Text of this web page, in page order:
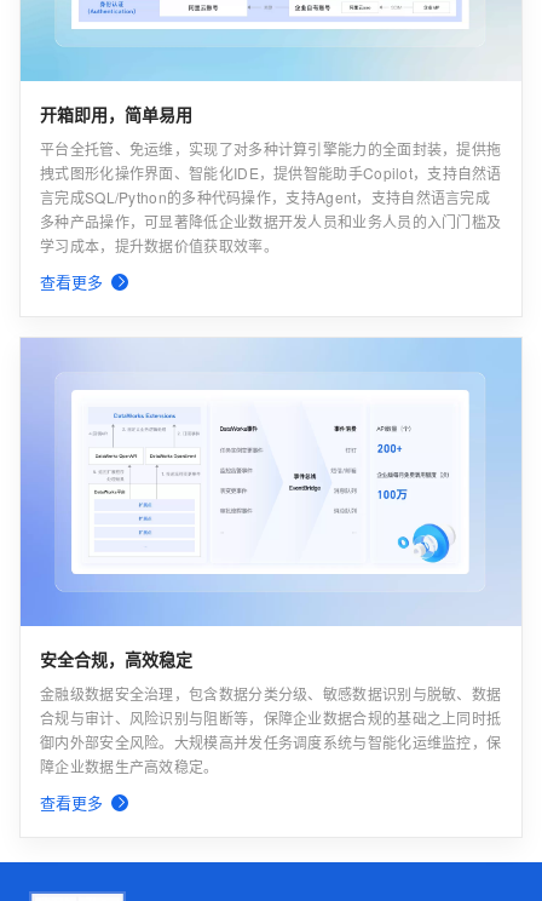
开箱即用，简单易用
平台全托管、免运维，实现了对多种计算引擎能力的全面封装，提供拖
拽式图形化操作界面、智能化IDE，提供智能助手Copilot，支持自然语
言完成SQL/Python的多种代码操作，支持Agent，支持自然语言完成
多种产品操作，可显著降低企业数据开发人员和业务人员的入门门槛及
学习成本，提升数据价值获取效率。
查看更多
安全合规，高效稳定
金融级数据安全治理，包含数据分类分级、敏感数据识别与脱敏、数据
合规与审计、风险识别与阻断等，保障企业数据合规的基础之上同时抵
御内外部安全风险。大规模高并发任务调度系统与智能化运维监控，保
障企业数据生产高效稳定。
查看更多